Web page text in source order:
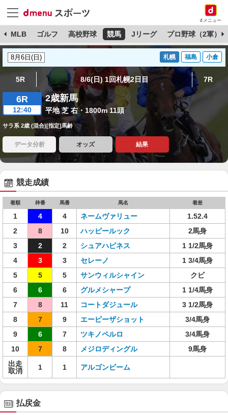
dメニュー
MLB ゴルフ 高校野球 競馬 Jリーグ プロ野球（2軍）
札幌 福島 小倉
5R 8/6(日) 1回札幌2日目 7R
6R
12:40
2歳新馬
平地 芝 右・1800m 11頭
サラ系 2歳 (混合)[指定]馬齢
データ分析 オッズ 結果
競走成績
着順 枠番 馬番 馬名 着差
1 4 4 ネームヴァリュー
1.52.4
2
8 10 ハッピールック
2馬身
3
2 2 シュアハピネス
1 1/2馬身
4
3 3 セレーノ
1 3/4馬身
5
5 5 サンウィルシャイン
クビ
6
6 6 グルメシャープ
1 1/4馬身
7
8 11 コートダジュール
3 1/2馬身
8
7 9 エーピーザショット
3/4馬身
9
6 7 ツキノペルロ
3/4馬身
10
7 8 メジロディングル
9馬身
出走
取消
1 1 アルゴンビーム
払戻金